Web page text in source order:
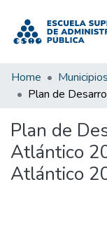
Home Municipios
Plan de
Atlántico
Atlántico